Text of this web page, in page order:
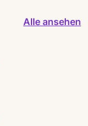
Alle ansehen